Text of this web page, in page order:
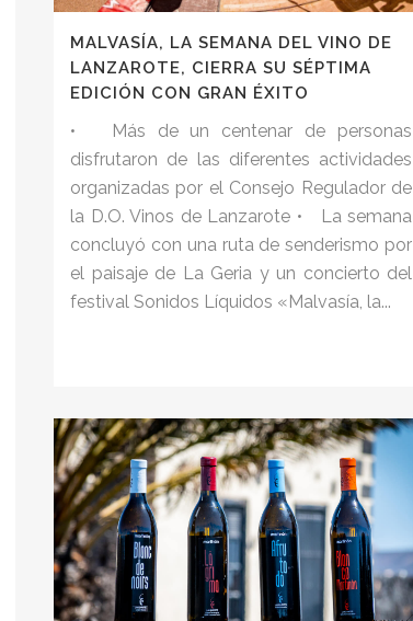
MALVASÍA, LA SEMANA DEL VINO DE
LANZAROTE, CIERRA SU SÉPTIMA
EDICIÓN CON GRAN ÉXITO
• Más de un centenar de personas
disfrutaron de las diferentes actividades
organizadas por el Consejo Regulador de
la D.O. Vinos de Lanzarote • La semana
concluyó con una ruta de senderismo por
el paisaje de La Geria y un concierto del
festival Sonidos Líquidos «Malvasía, la...